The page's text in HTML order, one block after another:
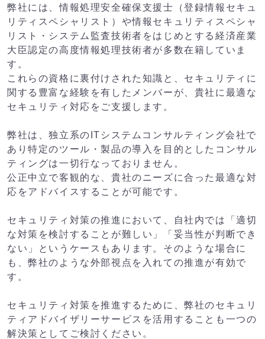
弊社には、情報処理安全確保支援士（登録情報セキュ
リティスペシャリスト）や情報セキュリティスペシャ
リスト・システム監査技術者をはじめとする経済産業
大臣認定の高度情報処理技術者が多数在籍していま
す。
これらの資格に裏付けされた知識と、セキュリティに
関する豊富な経験を有したメンバーが、貴社に最適な
セキュリティ対応をご支援します。
弊社は、独立系のITシステムコンサルティング会社で
あり特定のツール・製品の導入を目的としたコンサル
ティングは一切行なっておりません。
公正中立で客観的な、貴社のニーズに合った最適な対
応をアドバイスすることが可能です。
セキュリティ対策の推進において、自社内では「適切
な対策を検討することが難しい」「妥当性が判断でき
ない」というケースもあります。そのような場合に
も、弊社のような外部視点を入れての推進が有効で
す。
セキュリティ対策を推進するために、弊社のセキュリ
ティアドバイザリーサービスを活用することも一つの
解決策としてご検討ください。